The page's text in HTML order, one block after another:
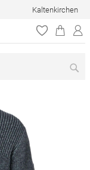
Kaltenkirchen